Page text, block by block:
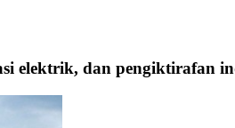
elektrik, dan pengiktirafan